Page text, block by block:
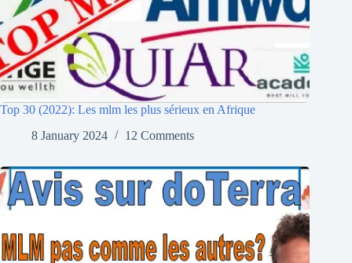
Top 30 (2022): Les mlm les plus sérieux en Afrique
8 January 2024
12 Comments